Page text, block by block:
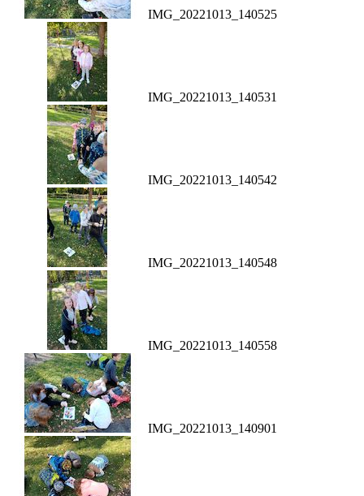
IMG_20221013_140525
IMG_20221013_140531
IMG_20221013_140542
IMG_20221013_140548
IMG_20221013_140558
IMG_20221013_140901